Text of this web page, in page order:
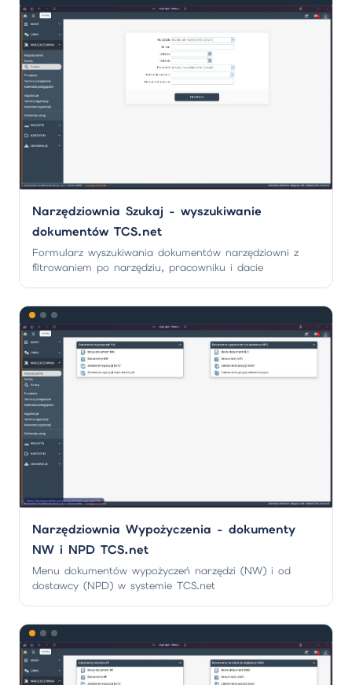
Narzędziownia Szukaj - wyszukiwanie
dokumentów TCS.net
Formularz wyszukiwania dokumentów narzędziowni z
filtrowaniem po narzędziu, pracowniku i dacie
Narzędziownia Wypożyczenia - dokumenty
NW i NPD TCS.net
Menu dokumentów wypożyczeń narzędzi (NW) i od
dostawcy (NPD) w systemie TCS.net